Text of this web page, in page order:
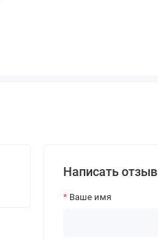
Написать отзыв
Ваше имя